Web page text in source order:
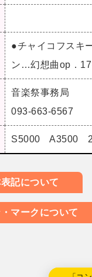
●チャイコフスキ
ン…幻想曲op．
音楽祭事務局
093-663-6567
S5000 A3500
記について
マークについて